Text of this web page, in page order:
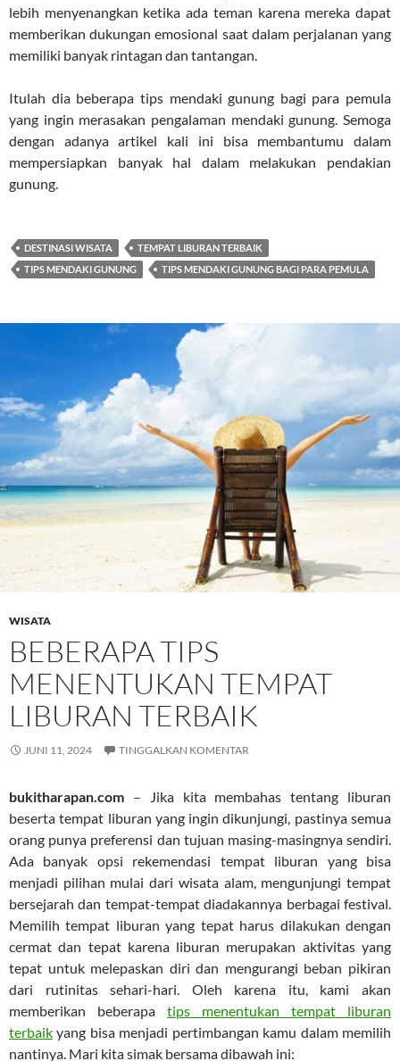
lebih menyenangkan ketika ada teman karena mereka dapat
memberikan dukungan emosional saat dalam perjalanan yang
memiliki banyak rintagan dan tantangan.
Itulah dia beberapa tips mendaki gunung bagi para pemula
yang ingin merasakan pengalaman mendaki gunung. Semoga
dengan adanya artikel kali ini bisa membantumu dalam
mempersiapkan banyak hal dalam melakukan pendakian
gunung.
DESTINASI WISATA
TEMPAT LIBURAN TERBAIK
TIPS MENDAKI GUNUNG
TIPS MENDAKI GUNUNG BAGI PARA PEMULA
WISATA
BEBERAPA TIPS
MENENTUKAN TEMPAT
LIBURAN TERBAIK
JUNI 11, 2024 TINGGALKAN KOMENTAR
bukitharapan.com – Jika kita membahas tentang liburan
beserta tempat liburan yang ingin dikunjungi, pastinya semua
orang punya preferensi dan tujuan masing-masingnya sendiri.
Ada banyak opsi rekemendasi tempat liburan yang bisa
menjadi pilihan mulai dari wisata alam, mengunjungi tempat
bersejarah dan tempat-tempat diadakannya berbagai festival.
Memilih tempat liburan yang tepat harus dilakukan dengan
cermat dan tepat karena liburan merupakan aktivitas yang
tepat untuk melepaskan diri dan mengurangi beban pikiran
dari rutinitas sehari-hari. Oleh karena itu, kami akan
memberikan beberapa tips menentukan tempat liburan
terbaik yang bisa menjadi pertimbangan kamu dalam memilih
nantinya. Mari kita simak bersama dibawah ini: